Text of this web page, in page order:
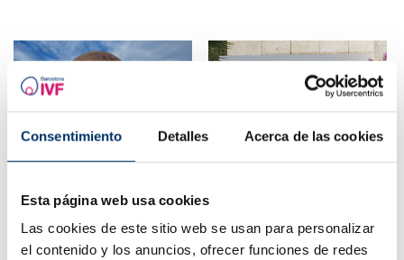
Consentimiento Detalles Acerca de las cookies
Esta página web usa cookies
Las cookies de este sitio web se usan para personalizar
el contenido y los anuncios, ofrecer funciones de redes